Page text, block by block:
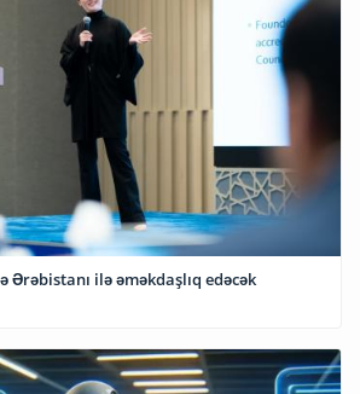
Ərəbistanı ilə əməkdaşlıq edəcək